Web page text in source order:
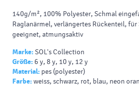
140g/m², 100% Polyester, Schmal
Raglanärmel, verlängertes Rückenteil,
geeignet, atmungsaktiv
Marke:SOL's Collection
Größe: 6 y, 8 y, 10 y, 12 y
Material: pes (polyester)
Farbe:weiss, schwarz, rot, blau, neon